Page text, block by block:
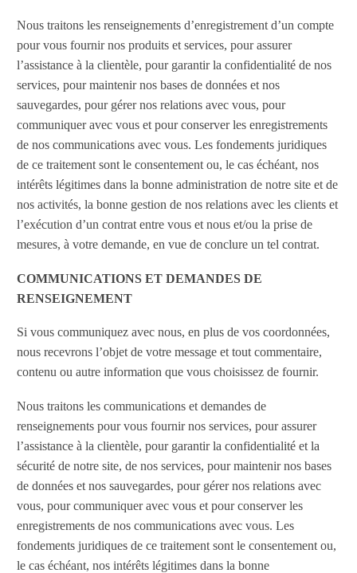
Nous traitons les renseignements d’enregistrement d’un compte
pour vous fournir nos produits et services, pour assurer
l’assistance à la clientèle, pour garantir la confidentialité de nos
services, pour maintenir nos bases de données et nos
sauvegardes, pour gérer nos relations avec vous, pour
communiquer avec vous et pour conserver les enregistrements
de nos communications avec vous. Les fondements juridiques
de ce traitement sont le consentement ou, le cas échéant, nos
intérêts légitimes dans la bonne administration de notre site et de
nos activités, la bonne gestion de nos relations avec les clients et
l’exécution d’un contrat entre vous et nous et/ou la prise de
mesures, à votre demande, en vue de conclure un tel contrat.
COMMUNICATIONS ET DEMANDES DE
RENSEIGNEMENT
Si vous communiquez avec nous, en plus de vos coordonnées,
nous recevrons l’objet de votre message et tout commentaire,
contenu ou autre information que vous choisissez de fournir.
Nous traitons les communications et demandes de
renseignements pour vous fournir nos services, pour assurer
l’assistance à la clientèle, pour garantir la confidentialité et la
sécurité de notre site, de nos services, pour maintenir nos bases
de données et nos sauvegardes, pour gérer nos relations avec
vous, pour communiquer avec vous et pour conserver les
enregistrements de nos communications avec vous. Les
fondements juridiques de ce traitement sont le consentement ou,
le cas échéant, nos intérêts légitimes dans la bonne